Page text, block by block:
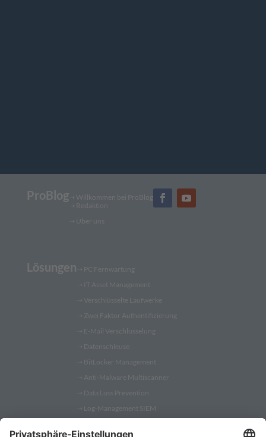
ProBlog➝ Willkommen bei ProBlog
➝ Redaktion
➝ Über uns
Lösungen ➝
PC Fernwartung
➝
IT Asset Management
➝ Verschlüsselte Laufwerke
➝ Zwei Faktor Authentifizierung
➝ E-Mail Verschlüsselung
➝ Datenschleuse
➝ BitLocker Management
➝ Anti-Malware Multiscanner
➝ Data Loss Prevention
➝ Log-Management SIEM